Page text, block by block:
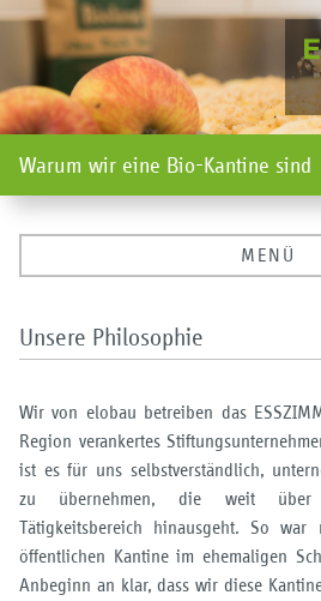
Warum wir eine Bio-Kantine sind
Unsere Philosophie
Wir von elobau betreiben das
Region verankertes
ist es für uns selbstverständlich,
zu übernehmen, die weit über
Tätigkeitsbereich hinausgeht. So
öffentlichen Kantine im ehemaligen
Anbeginn an klar, dass wir diese
MENÜ